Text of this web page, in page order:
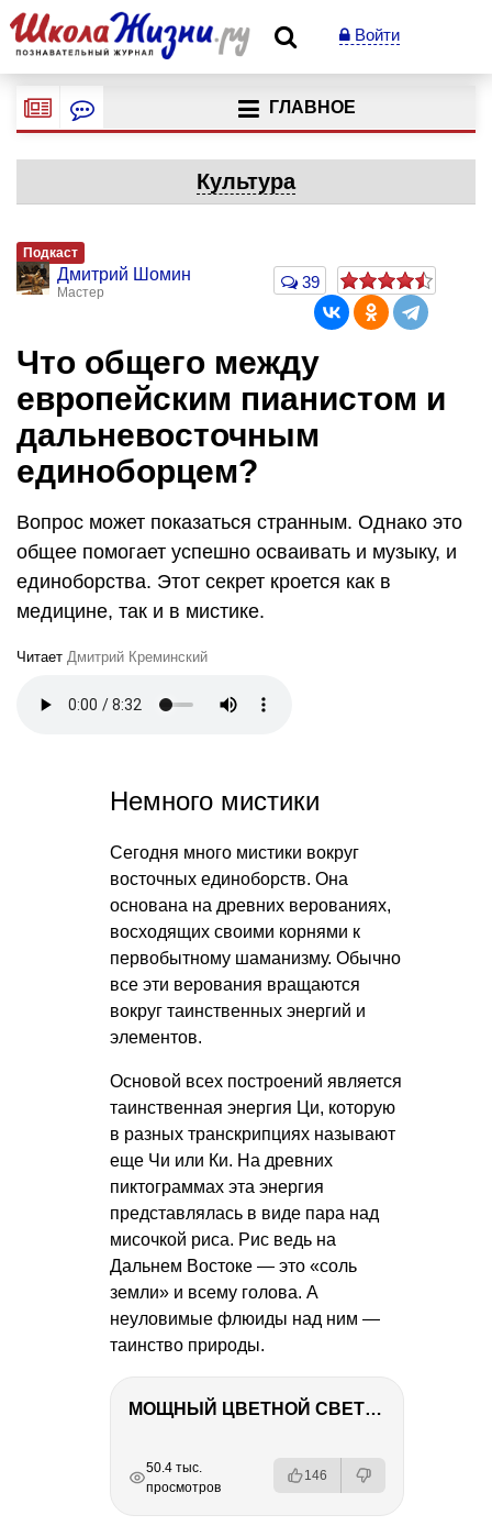
Войти
ГЛАВНОЕ
Культура
Подкаст
Дмитрий Шомин
Мастер
39
Что общего между
европейским пианистом и
дальневосточным
единоборцем?
Вопрос может показаться странным. Однако это
общее помогает успешно осваивать и музыку, и
единоборства. Этот секрет кроется как в
медицине, так и в мистике.
Читает Дмитрий Креминский
Немного мистики
Сегодня много мистики вокруг
восточных единоборств. Она
основана на древних верованиях,
восходящих своими корнями к
первобытному шаманизму. Обычно
все эти верования вращаются
вокруг таинственных энергий и
элементов.
Основой всех построений является
таинственная энергия Ци, которую
в разных транскрипциях называют
еще Чи или Ки. На древних
пиктограммах эта энергия
представлялась в виде пара над
мисочкой риса. Рис ведь на
Дальнем Востоке — это «соль
земли» и всему голова. А
неуловимые флюиды над ним —
таинство природы.
МОЩНЫЙ ЦВЕТНОЙ СВЕТ – NANLITE FC-500C
РЕКЛАМА
РЕКЛАМА
РЕКЛАМА
РЕКЛАМА
50.4 тыс.
просмотров
146